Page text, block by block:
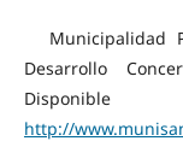
Municipalidad
Desarrollo
http://